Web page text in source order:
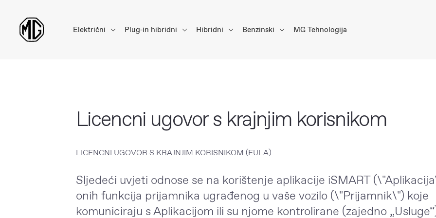
Električni Plug‑in hibridni Hibridni Benzinski MG Tehnologija
Licencni ugovor s krajnjim korisnikom
LICENCNI UGOVOR S KRAJNJIM KORISNIKOM (EULA)
Sljedeći uvjeti odnose se na korištenje aplikacije iSMART
onih funkcija prijamnika ugrađenog u vaše vozilo (\"Prijamnik\") koje
komuniciraju s Aplikacijom ili su njome kontrolirane (zajedno